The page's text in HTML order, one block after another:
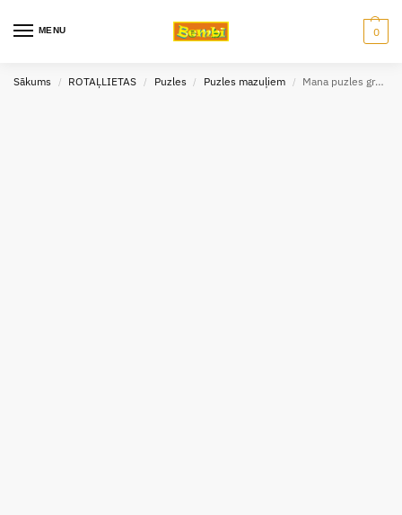
MENU 0
Sākums / ROTAĻLIETAS / Puzles / Puzles mazuļiem / Mana puzles grāmata: Četri dzīvnieki mežā